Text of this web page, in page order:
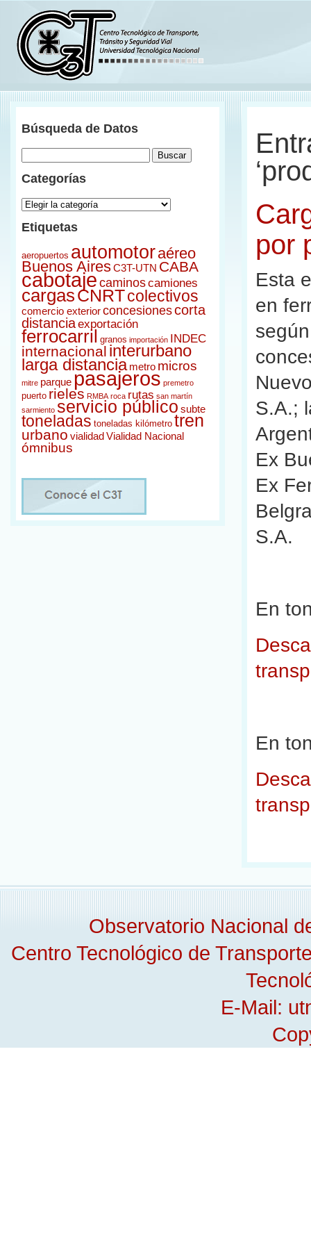
Menu
Inicio
Índice
Novedades
Sitios Relacionados
Contacto
Ir al C3T
Búsqueda de Datos
Categorías
Categorías
Etiquetas
aeropuertos automotoraéreo
Buenos AiresC3T-UTN CABA
cabotaje caminoscamiones
cargasCNRTcolectivos
comercio exteriorconcesionescorta
distanciaexportación
ferrocarril granos importación INDEC
internacional interurbano
larga distancia metro micros
mitre parquepasajeros premetro
puerto rieles RMBA roca rutas san martín
sarmiento servicio público subte
toneladas toneladas kilómetro tren
urbano vialidad Vialidad Nacional
ómnibus
por
Esta
en
S.A.;
Ex
Ex
S.A.
En
En
Observatorio Nacional
Centro Tecnológico de
E-Mail: